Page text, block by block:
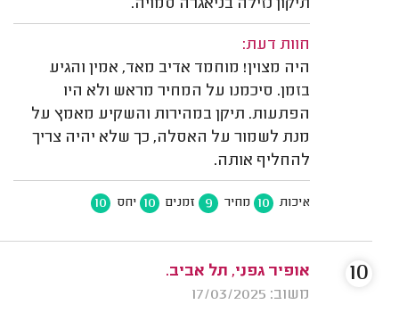
תיקון נזילה בניאגרה סמויה.
חוות דעת:
היה מצוין! מוחמד אדיב מאד, אמין והגיע
בזמן. סיכמנו על המחיר מראש ולא היו
הפתעות. תיקן במהירות והשקיע מאמץ על
מנת לשמור על האסלה, כך שלא יהיה צריך
להחליף אותה.
איכות 10 מחיר 9 זמנים 10 יחס 10
אופיר גפני, תל אביב.
משוב: 17/03/2025
10